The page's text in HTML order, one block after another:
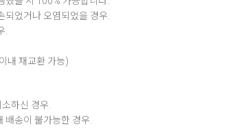
되었거나 오염되었을 경우.
.
내 재교환 가능)
하신 경우.
배송이 불가능한 경우.